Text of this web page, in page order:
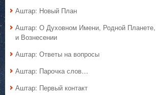
Аштар: Новый План
Аштар: О Духовном Имени, Родной
и Вознесении
Аштар: Ответы на вопросы
Аштар: Парочка слов…
Аштар: Первый контакт